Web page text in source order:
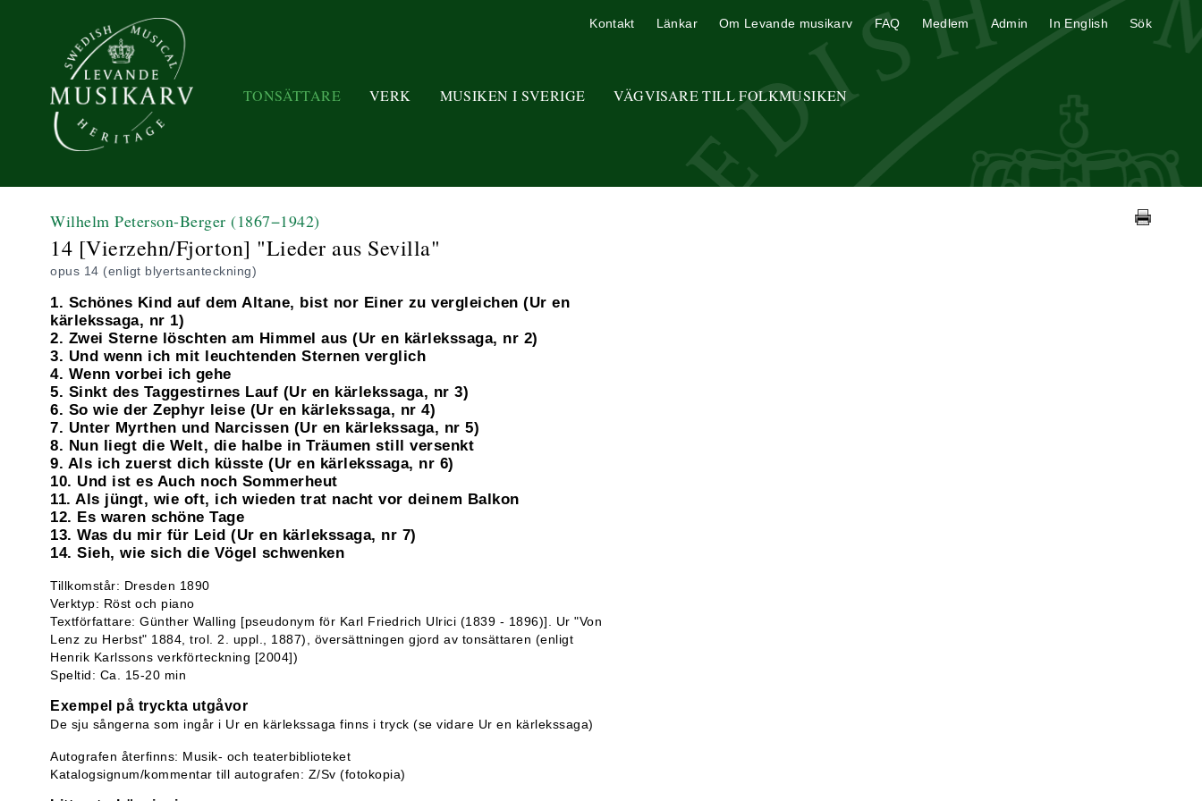
TONSÄTTARE VERK MUSIKEN I SVERIGE VÄGVISARE TILL FOLKMUSIKEN
Kontakt Länkar Om Levande musikarv FAQ Medlem Admin In English Sök
Wilhelm Peterson-Berger (1867−1942)
14 [Vierzehn/Fjorton] "Lieder aus Sevilla"
opus 14 (enligt blyertsanteckning)
1. Schönes Kind auf dem Altane, bist nor Einer zu vergleichen (Ur en
kärlekssaga, nr 1)
2. Zwei Sterne löschten am Himmel aus (Ur en kärlekssaga, nr 2)
3. Und wenn ich mit leuchtenden Sternen verglich
4. Wenn vorbei ich gehe
5. Sinkt des Taggestirnes Lauf (Ur en kärlekssaga, nr 3)
6. So wie der Zephyr leise (Ur en kärlekssaga, nr 4)
7. Unter Myrthen und Narcissen (Ur en kärlekssaga, nr 5)
8. Nun liegt die Welt, die halbe in Träumen still versenkt
9. Als ich zuerst dich küsste (Ur en kärlekssaga, nr 6)
10. Und ist es Auch noch Sommerheut
11. Als jüngt, wie oft, ich wieden trat nacht vor deinem Balkon
12. Es waren schöne Tage
13. Was du mir für Leid (Ur en kärlekssaga, nr 7)
14. Sieh, wie sich die Vögel schwenken
Tillkomstår: Dresden 1890
Verktyp: Röst och piano
Textförfattare: Günther Walling [pseudonym för Karl Friedrich Ulrici (1839 - 1896)]. Ur "Von
Lenz zu Herbst" 1884, trol. 2. uppl., 1887), översättningen gjord av tonsättaren (enligt
Henrik Karlssons verkförteckning [2004])
Speltid: Ca. 15-20 min
Exempel på tryckta utgåvor
De sju sångerna som ingår i Ur en kärlekssaga finns i tryck (se vidare Ur en kärlekssaga)
Autografen återfinns: Musik- och teaterbiblioteket
Katalogsignum/kommentar till autografen: Z/Sv (fotokopia)